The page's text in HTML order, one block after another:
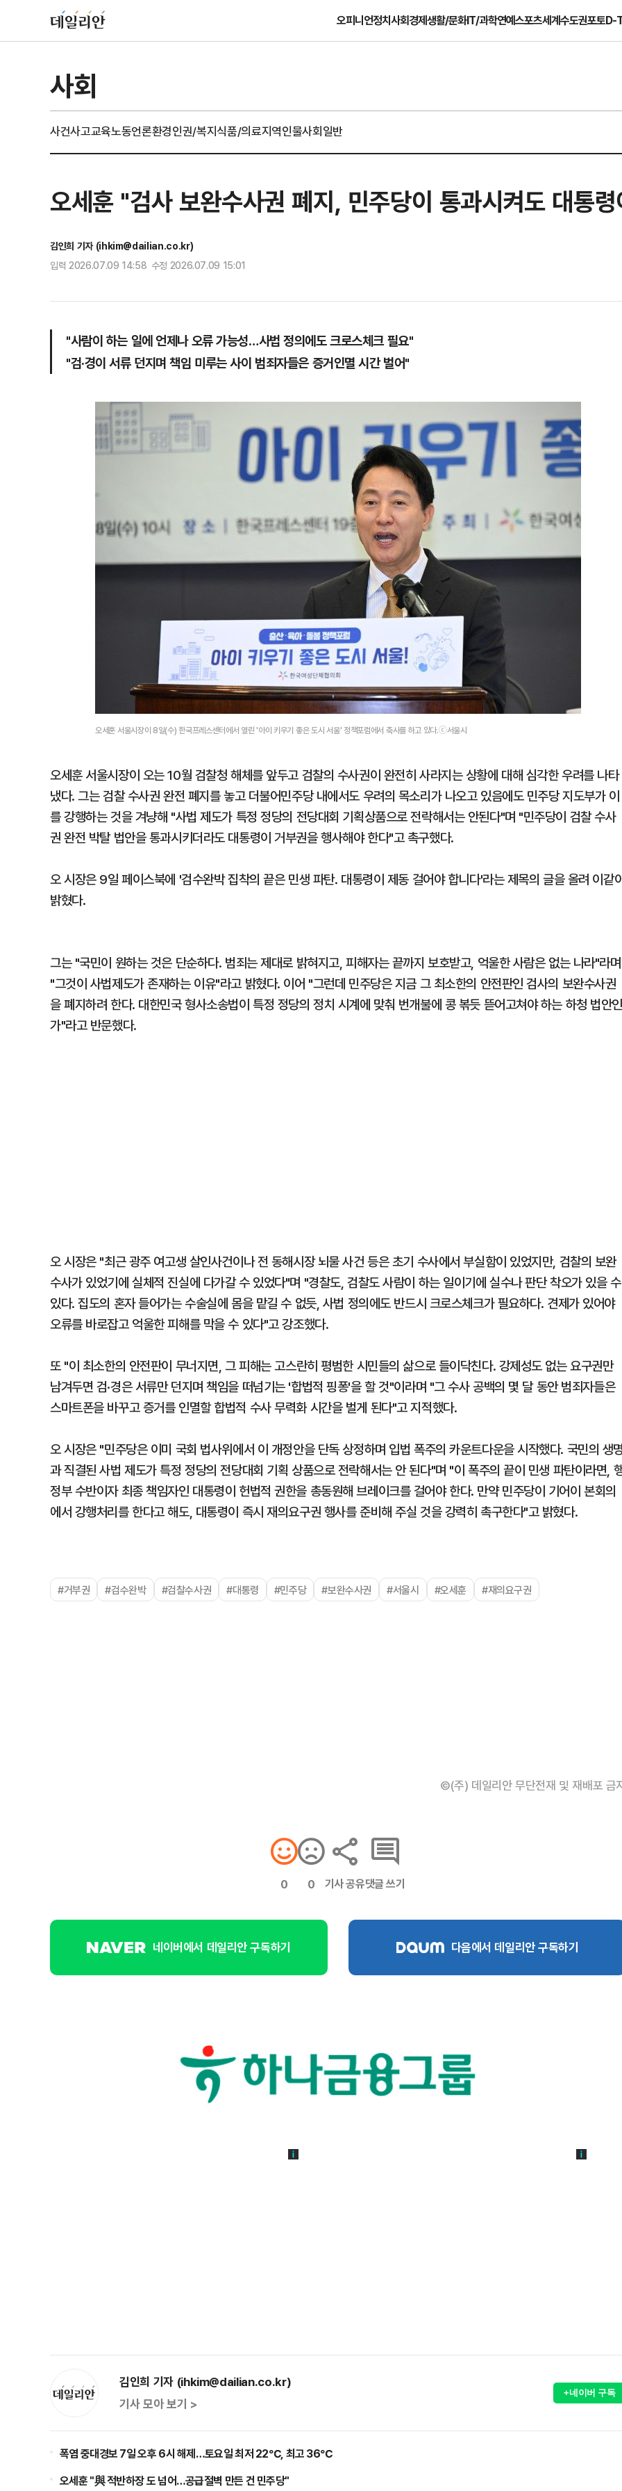
오피니언정치사회경제생활/문화IT/과학연예스포츠세계수도권포토D-
사회
사건사고교육노동언론환경인권/복지식품/의료지역인물사회일반
오세훈 "검사 보완수사권 폐지, 민주당이 통과시켜도 대통
김인희 기자 (ihkim@dailian.co.kr)
입력 2026.07.09 14:58 수정 2026.07.09 15:01
"사람이 하는 일에 언제나 오류 가능성…사법 정의에도 크로스체크 필요"
"검·경이 서류 던지며 책임 미루는 사이 범죄자들은 증거인멸 시간 벌어"
오세훈 서울시장이 8일(수) 한국프레스센터에서 열린 '아이 키우기 좋은 도시 서울' 정책포럼에서 축사를 하고 있다.ⓒ서울시
오세훈 서울시장이 오는 10월 검찰청 해체를 앞두고 검찰의 수사권이 완전히 사라지는 상황에 대해 심각한 우려를 나타
냈다. 그는 검찰 수사권 완전 폐지를 놓고 더불어민주당 내에서도 우려의 목소리가 나오고 있음에도 민주당 지도부가 이
를 강행하는 것을 겨냥해 "사법 제도가 특정 정당의 전당대회 기획상품으로 전락해서는 안된다"며 "민주당이 검찰 수사
권 완전 박탈 법안을 통과시키더라도 대통령이 거부권을 행사해야 한다"고 촉구했다.
오 시장은 9일 페이스북에 '검수완박 집착의 끝은 민생 파탄. 대통령이 제동 걸어야 합니다'라는 제목의 글을 올려 이같
밝혔다.
그는 "국민이 원하는 것은 단순하다. 범죄는 제대로 밝혀지고, 피해자는 끝까지 보호받고, 억울한 사람은 없는 나라"라며
"그것이 사법제도가 존재하는 이유"라고 밝혔다. 이어 "그런데 민주당은 지금 그 최소한의 안전판인 검사의 보완수사권
을 폐지하려 한다. 대한민국 형사소송법이 특정 정당의 정치 시계에 맞춰 번개불에 콩 볶듯 뜯어고쳐야 하는 하청 법안
가"라고 반문했다.
오 시장은 "최근 광주 여고생 살인사건이나 전 동해시장 뇌물 사건 등은 초기 수사에서 부실함이 있었지만, 검찰의 보완
수사가 있었기에 실체적 진실에 다가갈 수 있었다"며 "경찰도, 검찰도 사람이 하는 일이기에 실수나 판단 착오가 있을 수
있다. 집도의 혼자 들어가는 수술실에 몸을 맡길 수 없듯, 사법 정의에도 반드시 크로스체크가 필요하다. 견제가 있어야
오류를 바로잡고 억울한 피해를 막을 수 있다"고 강조했다.
또 "이 최소한의 안전판이 무너지면, 그 피해는 고스란히 평범한 시민들의 삶으로 들이닥친다. 강제성도 없는 요구권만
남겨두면 검·경은 서류만 던지며 책임을 떠넘기는 '합법적 핑퐁'을 할 것"이라며 "그 수사 공백의 몇 달 동안 범죄자들은
스마트폰을 바꾸고 증거를 인멸할 합법적 수사 무력화 시간을 벌게 된다"고 지적했다.
오 시장은 "민주당은 이미 국회 법사위에서 이 개정안을 단독 상정하며 입법 폭주의 카운트다운을 시작했다. 국민의 생
과 직결된 사법 제도가 특정 정당의 전당대회 기획 상품으로 전락해서는 안 된다"며 "이 폭주의 끝이 민생 파탄이라면,
정부 수반이자 최종 책임자인 대통령이 헌법적 권한을 총동원해 브레이크를 걸어야 한다. 만약 민주당이 기어이 본회의
에서 강행처리를 한다고 해도, 대통령이 즉시 재의요구권 행사를 준비해 주실 것을 강력히 촉구한다"고 밝혔다.
#거부권 #검수완박 #검찰수사권 #대통령 #민주당 #보완수사권 #서울시 #오세훈 #재의요구권
©(주) 데일리안 무단전재 및 재배포 금
0 0 기사 공유댓글 쓰기
네이버에서 데일리안 구독하기 다음에서 데일리안 구독하기
김인희 기자 (ihkim@dailian.co.kr)
기사 모아 보기 >
+네이버 구독
폭염 중대경보 7일 오후 6시 해제…토요일 최저 22℃, 최고 36℃
오세훈 "與 적반하장 도 넘어…공급절벽 만든 건 민주당"